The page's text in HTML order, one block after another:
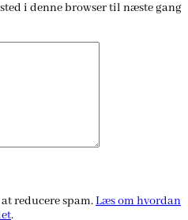
i denne browser til næste gang
reducere spam.Læs om hvordan
.